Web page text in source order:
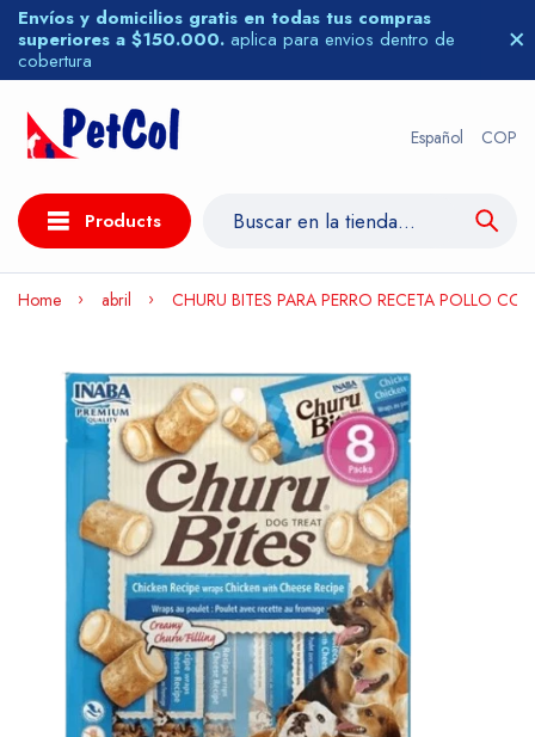
Envíos y domicilios gratis en todas tus compras
superiores a $150.000. aplica para envios dentro de
cobertura
Español COP
Products
Home abril CHURU BITES PARA PERRO RECETA POLLO